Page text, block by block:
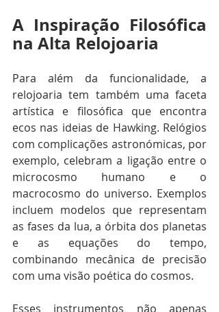
A Inspiração Filosófica
na Alta Relojoaria
Para além da funcionalidade, a
relojoaria tem também uma faceta
artística e filosófica que encontra
ecos nas ideias de Hawking. Relógios
com complicações astronómicas, por
exemplo, celebram a ligação entre o
microcosmo humano e o
macrocosmo do universo. Exemplos
incluem modelos que representam
as fases da lua, a órbita dos planetas
e as equações do tempo,
combinando mecânica de precisão
com uma visão poética do cosmos.
Esses instrumentos não apenas